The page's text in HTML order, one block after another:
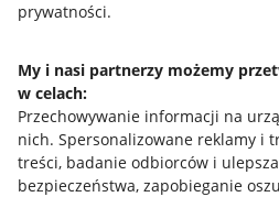
prywatności.
My i nasi partnerzy możemy
w celach:
Przechowywanie informacji na
nich. Spersonalizowane reklamy i
treści, badanie odbiorców i
bezpieczeństwa, zapobieganie
Jak to działa
Allegro Gadane dla sprzedających
Allegro Gadane dla kupujących
Mapa miejscowości